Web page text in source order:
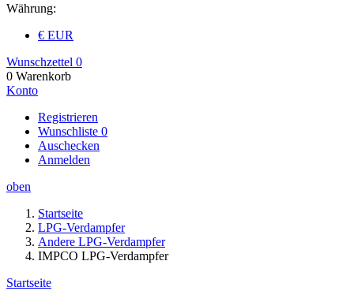
Währung:
€ EUR
Wunschzettel 0
0 Warenkorb
Konto
Registrieren
Wunschliste 0
Auschecken
Anmelden
oben
Startseite
LPG-Verdampfer
Andere LPG-Verdampfer
IMPCO LPG-Verdampfer
Startseite